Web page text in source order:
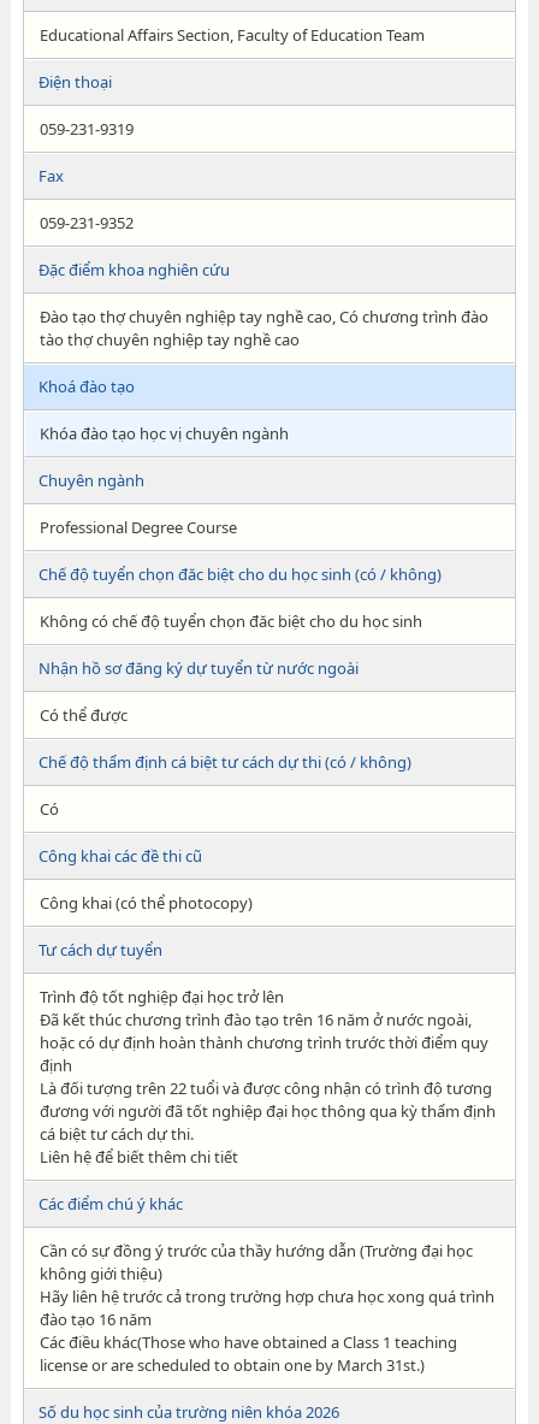
Educational Affairs Section, Faculty of Education Team
Điện thoại
059-231-9319
Fax
059-231-9352
Đặc điểm khoa nghiên cứu
Đào tạo thợ chuyên nghiệp tay nghề cao, Có chương trình đào
tào thợ chuyên nghiệp tay nghề cao
Khoá đào tạo
Khóa đào tạo học vị chuyên ngành
Chuyên ngành
Professional Degree Course
Chế độ tuyển chọn đăc biệt cho du học sinh (có / không)
Không có chế độ tuyển chọn đăc biệt cho du học sinh
Nhận hồ sơ đăng ký dự tuyển từ nước ngoài
Có thể được
Chế độ thẩm định cá biệt tư cách dự thi (có / không)
Có
Công khai các đề thi cũ
Công khai (có thể photocopy)
Tư cách dự tuyển
Trình độ tốt nghiệp đại học trở lên
Đã kết thúc chương trình đào tạo trên 16 năm ở nước ngoài,
hoặc có dự định hoàn thành chương trình trước thời điểm quy
định
Là đối tượng trên 22 tuổi và được công nhận có trình độ tương
đương với người đã tốt nghiệp đại học thông qua kỳ thẩm định
cá biệt tư cách dự thi.
Liên hệ để biết thêm chi tiết
Các điểm chú ý khác
Cần có sự đồng ý trước của thầy hướng dẫn (Trường đại học
không giới thiệu)
Hãy liên hệ trước cả trong trường hợp chưa học xong quá trình
đào tạo 16 năm
Các điều khác(Those who have obtained a Class 1 teaching
license or are scheduled to obtain one by March 31st.)
Số du học sinh của trường niên khóa 2026